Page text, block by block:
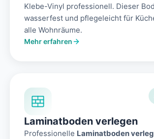
Klebe-Vinyl professionell. Dieser
wasserfest und pflegeleicht für
alle Wohnräume.
Mehr erfahren
Laminatboden verlegen
Professionelle Laminatboden